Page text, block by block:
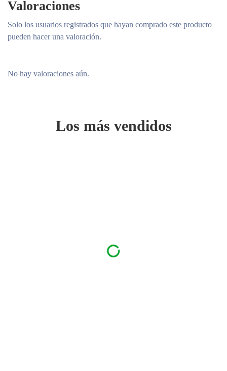
Valoraciones
No hay valoraciones aún.
Solo los usuarios registrados que hayan comprado este producto
pueden hacer una valoración.
Los más vendidos